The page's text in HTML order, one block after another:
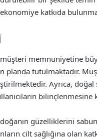
katkıda
memnuniyetine
planda tutulmaktadır.
Ayrıca, doğal
bilinçlenmesine
güzelliklerini
cilt sağlığına olan